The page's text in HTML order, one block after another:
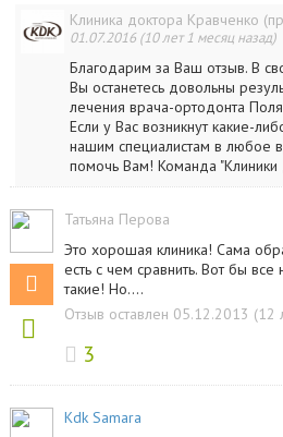
Клиника доктора Кравченко
01.07.2016 (10 лет 1 месяц назад)
Благодарим за Ваш отзыв. В
Вы останетесь довольны
лечения врача-ортодонта
Если у Вас возникнут какие-
нашим специалистам в любое
помочь Вам! Команда "Клиники
Татьяна Перова
Это хорошая клиника! Сама
есть с чем сравнить. Вот бы
такие! Но....
Отзыв оставлен 05.12.2013 (12
3
Kdk Samara